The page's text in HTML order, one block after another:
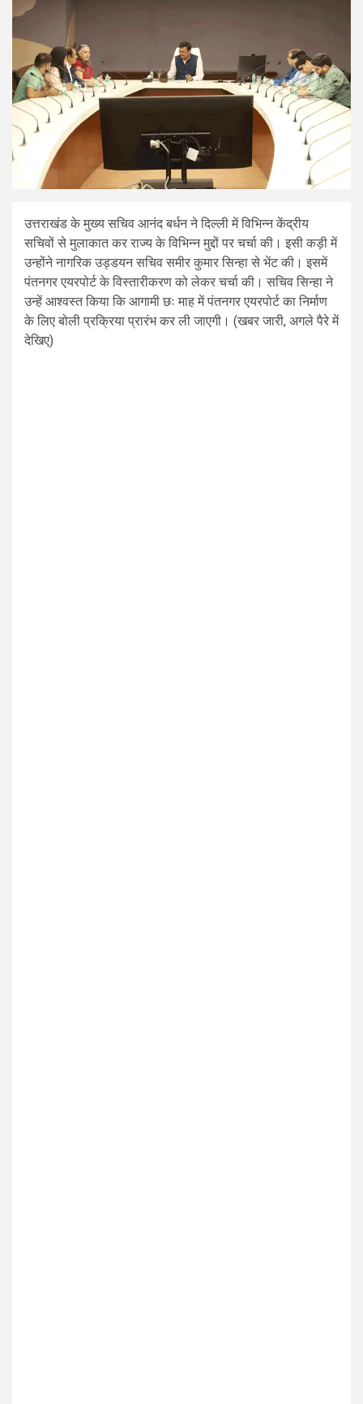
उत्तराखंड के मुख्य सचिव आनंद बर्धन ने दिल्ली में विभिन्न केंद्रीय
सचिवों से मुलाकात कर राज्य के विभिन्न मुद्दों पर चर्चा की। इसी कड़ी में
उन्होंने नागरिक उड्डयन सचिव समीर कुमार सिन्हा से भेंट की। इसमें
पंतनगर एयरपोर्ट के विस्तारीकरण को लेकर चर्चा की। सचिव सिन्हा ने
उन्हें आश्वस्त किया कि आगामी छः माह में पंतनगर एयरपोर्ट का निर्माण
के लिए बोली प्रक्रिया प्रारंभ कर ली जाएगी। (खबर जारी, अगले पैरे में
देखिए)